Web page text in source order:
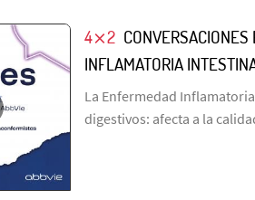
4⨯2
INFLAMATORIA
La Enfermedad
digestivos: afecta a la